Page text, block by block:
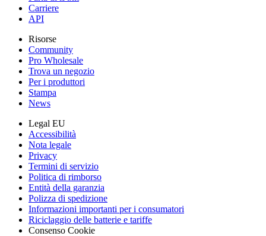
Carriere
API
Risorse
Community
Pro Wholesale
Trova un negozio
Per i produttori
Stampa
News
Legal EU
Accessibilità
Nota legale
Privacy
Termini di servizio
Politica di rimborso
Entità della garanzia
Polizza di spedizione
Informazioni importanti per i consumatori
Riciclaggio delle batterie e tariffe
Consenso Cookie